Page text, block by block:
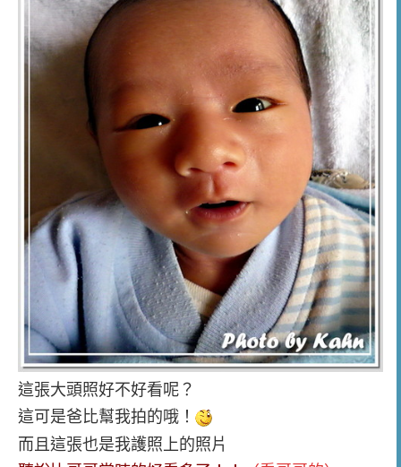
這張大頭照好不好看呢？
這可是爸比幫我拍的哦！
而且這張也是我護照上的照片